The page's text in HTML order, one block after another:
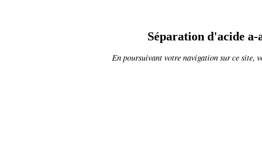
Séparation d'acide a-
En poursuivant votre navigation sur ce site,